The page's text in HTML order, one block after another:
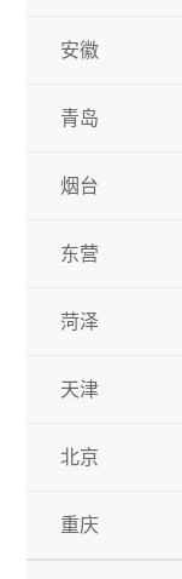
安徽
青岛
烟台
东营
菏泽
天津
北京
重庆